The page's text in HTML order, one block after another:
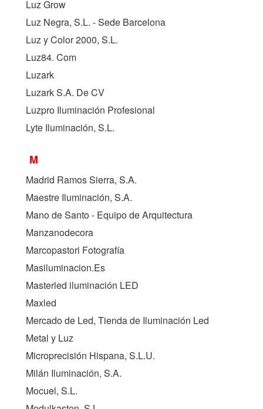
Luz Grow
Luz Negra, S.L. - Sede Barcelona
Luz y Color 2000, S.L.
Luz84. Com
Luzark
Luzark S.A. De CV
Luzpro Iluminación Profesional
Lyte Iluminación, S.L.
M
Madrid Ramos Sierra, S.A.
Maestre Iluminación, S.A.
Mano de Santo - Equipo de Arquitectura
Manzanodecora
Marcopastori Fotografía
Masiluminacion.Es
Masterled iluminación LED
Maxled
Mercado de Led, Tienda de Iluminación Led
Metal y Luz
Microprecisión Hispana, S.L.U.
Milán Iluminación, S.A.
Mocuel, S.L.